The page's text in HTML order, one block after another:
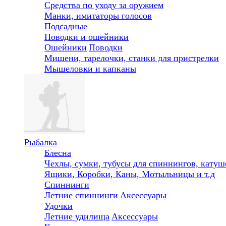
Средства по уходу за оружием
Манки, имитаторы голосов
Подсадные
Поводки и ошейники
Ошейники Поводки
Мишени, тарелочки, станки для пристрелки
Мышеловки и капканы
Рыбалка
Блесна
Чехлы, сумки, тубусы для спиннингов,
Ящики, Коробки, Каны, Мотыльницы и т.д
Спиннинги
Летние спиннинги Аксессуары
Удочки
Летние удилища Аксессуары